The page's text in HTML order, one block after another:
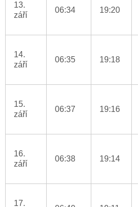
13.
září
06:34 19:20
14.
září
06:35 19:18
15.
září
06:37 19:16
16.
září
06:38 19:14
17.